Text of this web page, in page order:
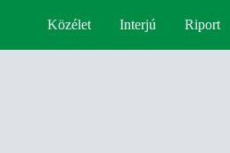
Közélet Interjú Riport